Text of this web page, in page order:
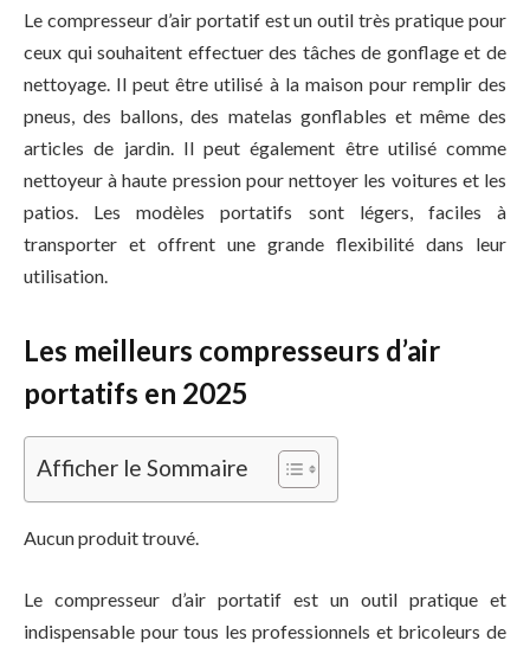
Le compresseur d’air portatif est un outil très pratique pour
ceux qui souhaitent effectuer des tâches de gonflage et de
nettoyage. Il peut être utilisé à la maison pour remplir des
pneus, des ballons, des matelas gonflables et même des
articles de jardin. Il peut également être utilisé comme
nettoyeur à haute pression pour nettoyer les voitures et les
patios. Les modèles portatifs sont légers, faciles à
transporter et offrent une grande flexibilité dans leur
utilisation.
Les meilleurs compresseurs d’air
portatifs en 2025
Afficher le Sommaire
Aucun produit trouvé.
Le compresseur d’air portatif est un outil pratique et
indispensable pour tous les professionnels et bricoleurs de